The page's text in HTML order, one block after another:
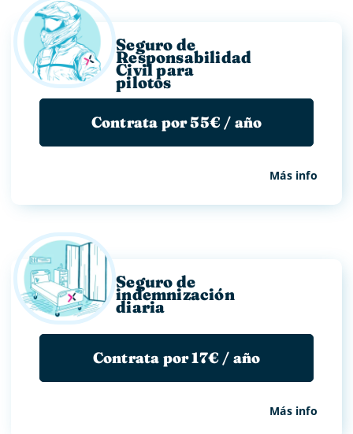
Seguro de
Responsabilidad
Civil para
pilotos
Contrata por 55€ / año
Más info
Seguro de
indemnización
diaria
Contrata por 17€ / año
Más info